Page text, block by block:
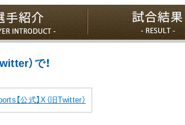
）で！
【公式】X（旧Twitter）